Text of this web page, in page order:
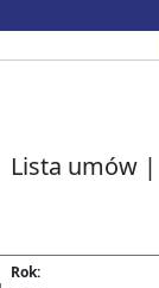
Przejdź do strony
Lista umów |
Rok: